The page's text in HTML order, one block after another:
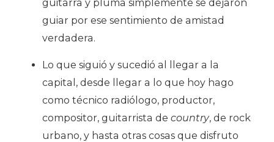
guitarra y pluma simplemente se dejaron
guiar por ese sentimiento de amistad
verdadera.
Lo que siguió y sucedió al llegar a la
capital, desde llegar a lo que hoy hago
como técnico radiólogo, productor,
compositor, guitarrista de country, de rock
urbano, y hasta otras cosas que disfruto